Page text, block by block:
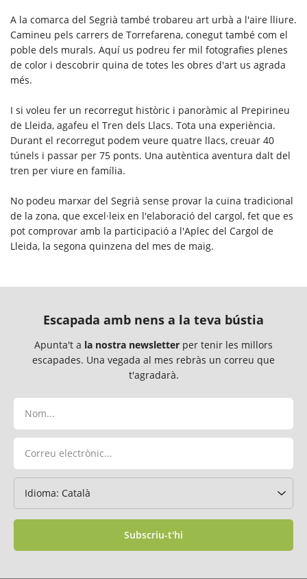
A la comarca del Segrià també trobareu art urbà a l'aire lliure.
Camineu pels carrers de Torrefarena, conegut també com el
poble dels murals. Aquí us podreu fer mil fotografies plenes
de color i descobrir quina de totes les obres d'art us agrada
més.
I si voleu fer un recorregut històric i panoràmic al Prepirineu
de Lleida, agafeu el Tren dels Llacs. Tota una experiència.
Durant el recorregut podem veure quatre llacs, creuar 40
túnels i passar per 75 ponts. Una autèntica aventura dalt del
tren per viure en família.
No podeu marxar del Segrià sense provar la cuina tradicional
de la zona, que excel·leix en l'elaboració del cargol, fet que es
pot comprovar amb la participació a l'Aplec del Cargol de
Lleida, la segona quinzena del mes de maig.
Escapada amb nens a la teva bústia
Apunta't a la nostra newsletter per tenir les millors
escapades. Una vegada al mes rebràs un correu que
t'agradarà.
Subscriu-t'hi